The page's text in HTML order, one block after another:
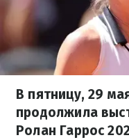
В пятницу, 29
продолжила
Ролан Гаррос